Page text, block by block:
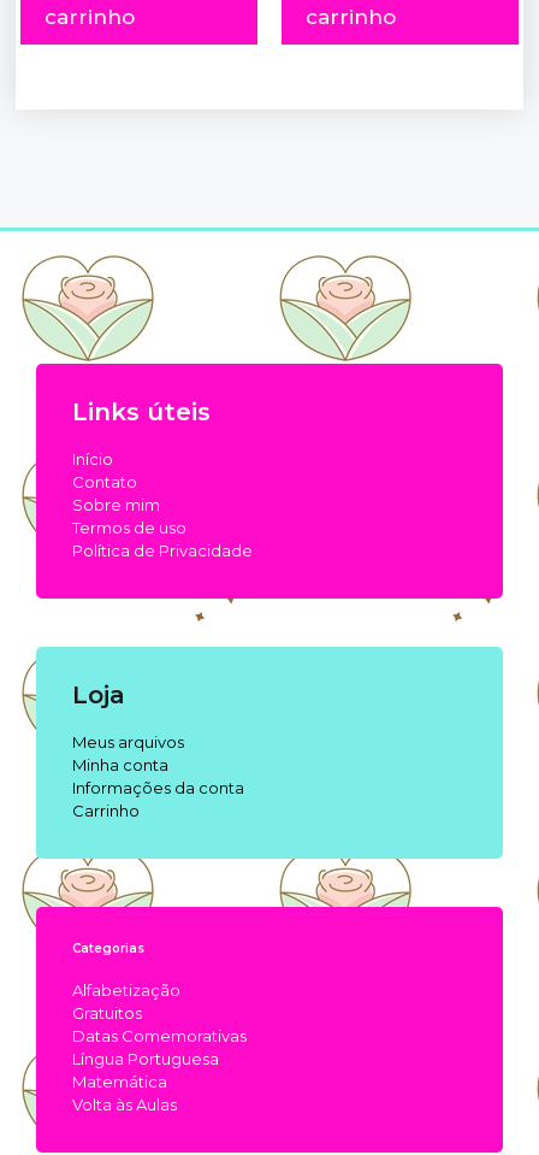
carrinho
carrinho
Links úteis
Início
Contato
Sobre mim
Termos de uso
Política de Privacidade
Loja
Meus arquivos
Minha conta
Informações da conta
Carrinho
Categorias
Alfabetização
Gratuitos
Datas Comemorativas
Língua Portuguesa
Matemática
Volta às Aulas